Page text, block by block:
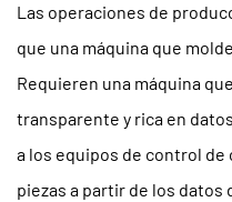
Las operaciones de
que una máquina que
Requieren una máquina
transparente y rica en
a los equipos de control de
piezas a partir de los datos